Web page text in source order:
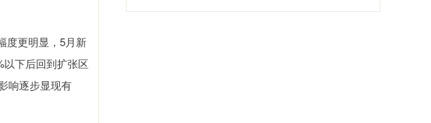
度更明显，5月新
下后回到扩张区
响逐步显现有